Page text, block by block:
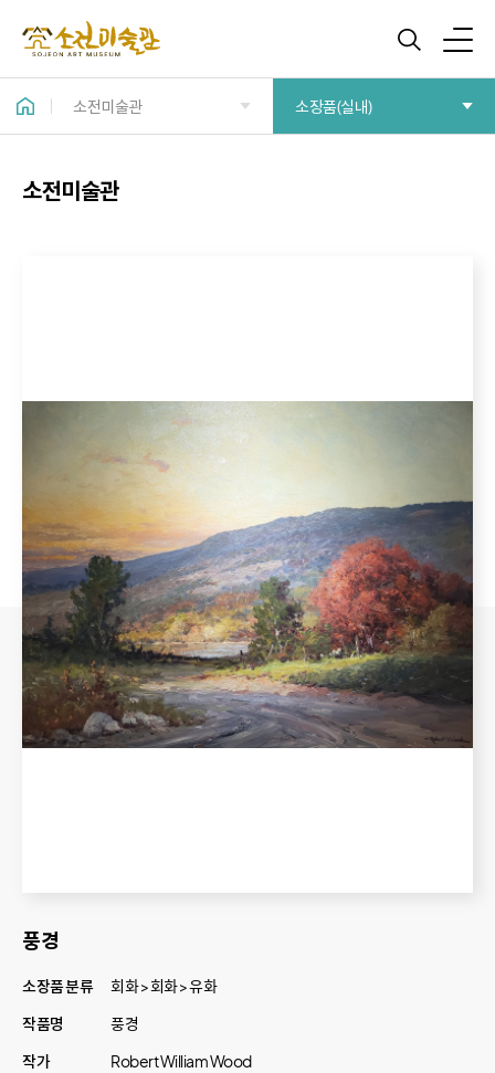
소전미술관 소장품(실내)
소전미술관
풍경
소장품 분류
회화 > 회화 > 유화
작품명
풍경
작가
Robert William Wood